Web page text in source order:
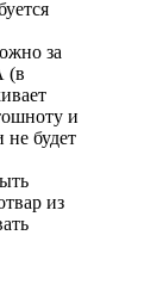
за
(в
и
будет
из